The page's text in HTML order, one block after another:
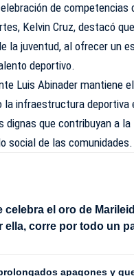
de competencias
Kelvin Cruz, destacó
la juventud, al ofrecer un
deportivo.
Luis Abinader mantiene
la infraestructura deportiva
que contribuyan a
social de las comunidades.
celebra el oro de
ella, corre por todo un
apagones y